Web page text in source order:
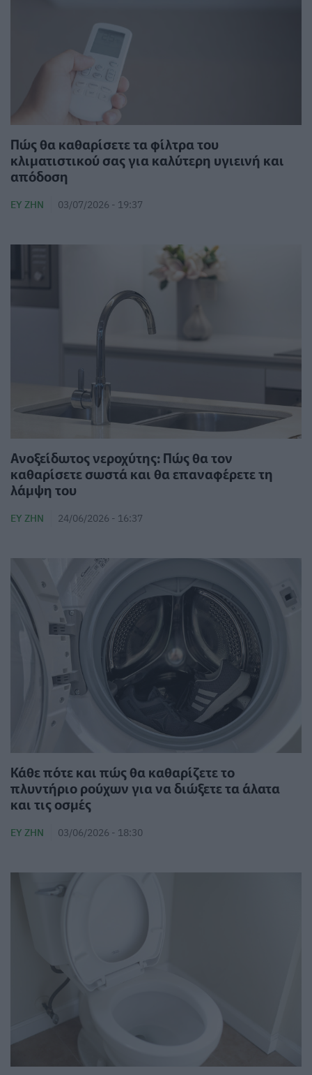
Πώς θα καθαρίσετε τα φίλτρα του
κλιματιστικού σας για καλύτερη υγιεινή και
απόδοση
ΕΥ ΖΗΝ 03/07/2026 - 19:37
Ανοξείδωτος νεροχύτης: Πώς θα τον
καθαρίσετε σωστά και θα επαναφέρετε τη
λάμψη του
ΕΥ ΖΗΝ 24/06/2026 - 16:37
Κάθε πότε και πώς θα καθαρίζετε το
πλυντήριο ρούχων για να διώξετε τα άλατα
και τις οσμές
ΕΥ ΖΗΝ 03/06/2026 - 18:30